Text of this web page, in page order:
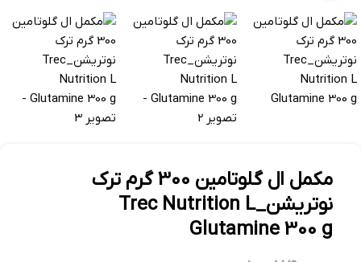
مکمل ال گلوتامین 300 گرم ترک
نوتریشن_Trec Nutrition L
Glutamine 300 g